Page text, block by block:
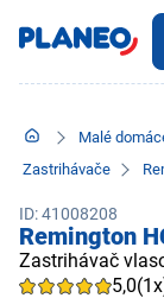
Malé
Zastrihávače
ID: 41008208
Remington
Zastrihávač
5,0